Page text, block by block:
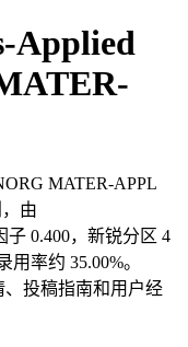
Applied
MATER-APPL
由
子 0.400，新锐分区 4
用率约 35.00%。
、投稿指南和用户经